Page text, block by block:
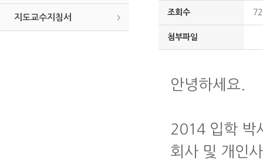
지도교수지침서
조회수
첨부파일
안녕하세요.
2014 입학 박
회사 및 개인